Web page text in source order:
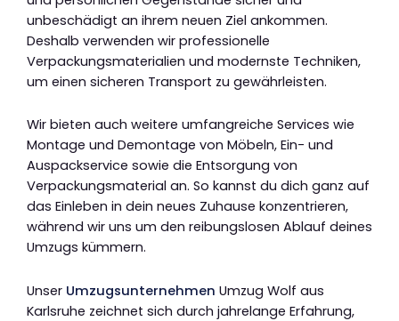
unbeschädigt an ihrem neuen Ziel ankommen.
Deshalb verwenden wir professionelle
Verpackungsmaterialien und modernste Techniken,
um einen sicheren Transport zu gewährleisten.
Wir bieten auch weitere umfangreiche Services wie
Montage und Demontage von Möbeln, Ein- und
Auspackservice sowie die Entsorgung von
Verpackungsmaterial an. So kannst du dich ganz auf
das Einleben in dein neues Zuhause konzentrieren,
während wir uns um den reibungslosen Ablauf deines
Umzugs kümmern.
Unser Umzugsunternehmen Umzug Wolf aus
Karlsruhe zeichnet sich durch jahrelange Erfahrung,